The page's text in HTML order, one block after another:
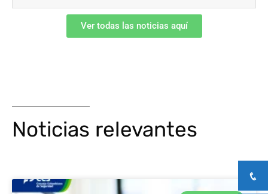
Ver todas las noticias aquí
Noticias relevantes